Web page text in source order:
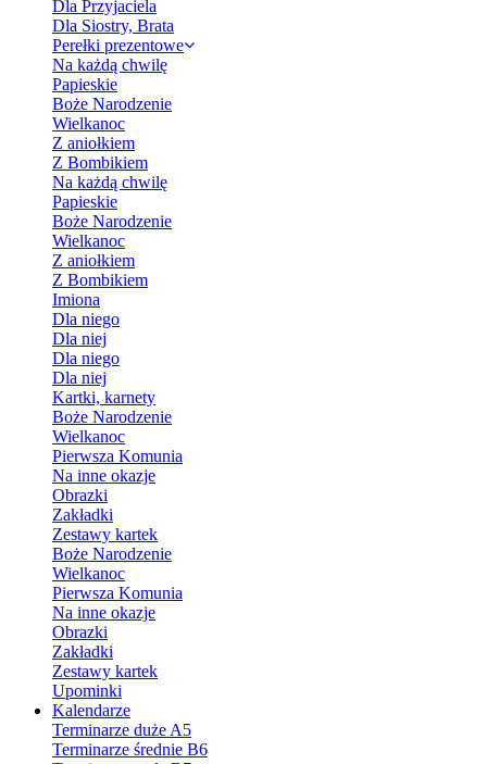
Dla Przyjaciela
Dla Siostry, Brata
Perełki prezentowe
Na każdą chwilę
Papieskie
Boże Narodzenie
Wielkanoc
Z aniołkiem
Z Bombikiem
Na każdą chwilę
Papieskie
Boże Narodzenie
Wielkanoc
Z aniołkiem
Z Bombikiem
Imiona
Dla niego
Dla niej
Dla niego
Dla niej
Kartki, karnety
Boże Narodzenie
Wielkanoc
Pierwsza Komunia
Na inne okazje
Obrazki
Zakładki
Zestawy kartek
Boże Narodzenie
Wielkanoc
Pierwsza Komunia
Na inne okazje
Obrazki
Zakładki
Zestawy kartek
Upominki
Kalendarze
Terminarze duże A5
Terminarze średnie B6